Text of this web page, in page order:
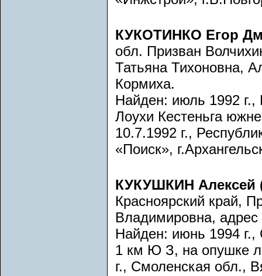
КУКОТИНКО Егор
обл. Призван
Татьяна Тихоновна,
Кормиха.
Найден: июль 1992 г.,
Лоухи Кестеньга
10.7.1992 г.,
«Поиск»,
КУКУШКИН Алексей
Красноярский край,
Владимировна, адрес
Найден: июнь 1994
1 км Ю З, на опушке
г., Смоленская обл.,